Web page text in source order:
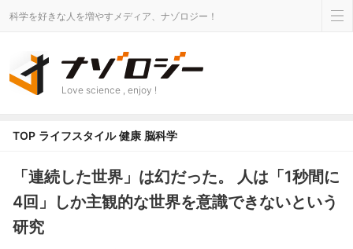
科学を好きな人を増やすメディア、ナゾロジー！
Love science , enjoy !
TOP ライフスタイル 健康 脳科学
「連続した世界」は幻だった。 人は「1秒間に
4回」しか主観的な世界を意識できないという
研究